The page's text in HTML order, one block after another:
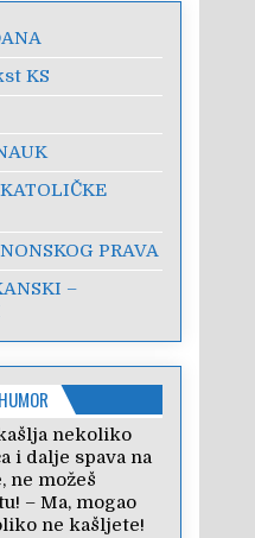
KS
PRAVA
–
HUMOR
nekoliko
i dalje spava na
ne možeš
– Ma, mogao
ne kašljete!